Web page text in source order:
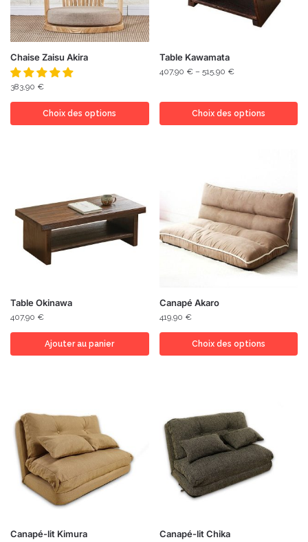
Chaise Zaisu Akira
383,90 €
Choix des options
Table Kawamata
407,90 € – 515,90 €
Choix des options
Table Okinawa
407,90 €
Ajouter au panier
Canapé Akaro
419,90 €
Choix des options
Canapé-lit Kimura Canapé-lit Chika